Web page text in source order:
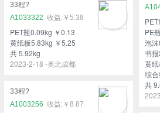
PE
泡
书
黄
综
共
33程?
A1033322
￥5.38
PET瓶0.09kg ￥0.13
黄纸板5.83kg ￥5.25
共 5.92kg
2023-2-18 -奥北成都
33程?
A1003256
￥8.87